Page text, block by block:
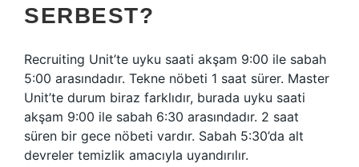
SERBEST?
Recruiting Unit’te uyku saati akşam 9:00 ile sabah
5:00 arasındadır. Tekne nöbeti 1 saat sürer. Master
Unit’te durum biraz farklıdır, burada uyku saati
akşam 9:00 ile sabah 6:30 arasındadır. 2 saat
süren bir gece nöbeti vardır. Sabah 5:30’da alt
devreler temizlik amacıyla uyandırılır.